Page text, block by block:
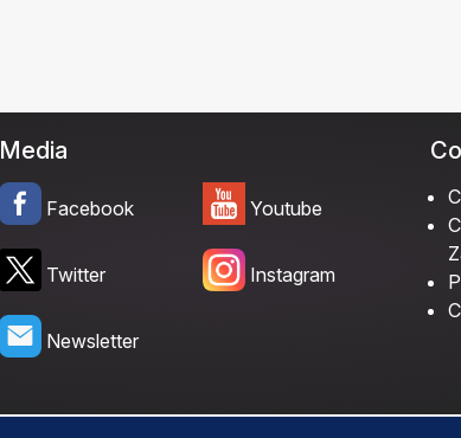
Media
Facebook
Twitter
Newsletter
Youtube
Instagram